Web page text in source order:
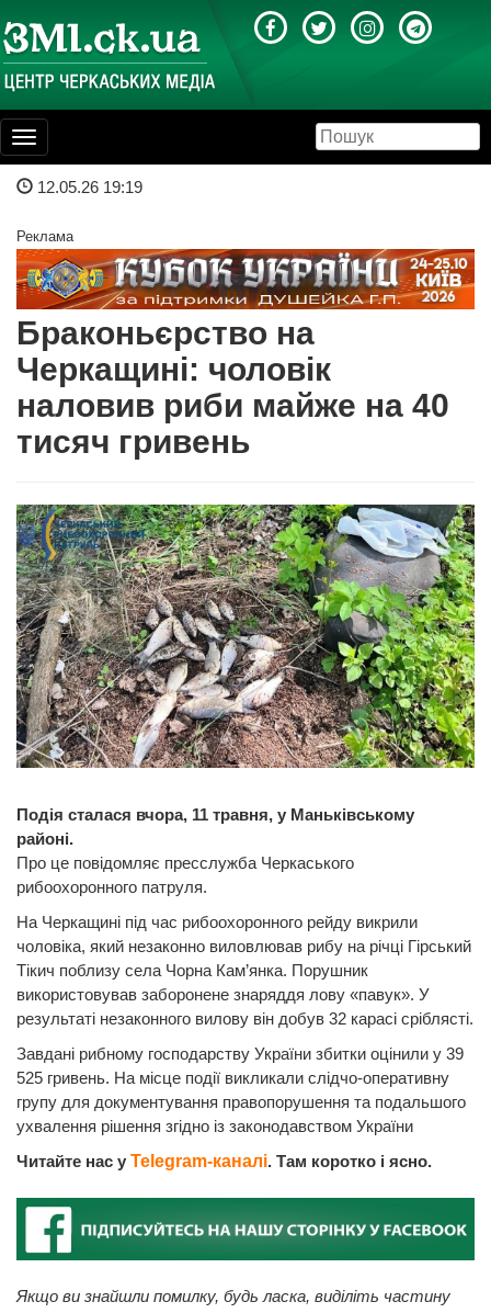
Toggle
navigation
12.05.26 19:19
Реклама
Браконьєрство на
Черкащині: чоловік
наловив риби майже на 40
тисяч гривень
Подія сталася вчора, 11 травня, у Маньківському
районі.
Про це повідомляє пресслужба Черкаського
рибоохоронного патруля.
На Черкащині під час рибоохоронного рейду викрили
чоловіка, який незаконно виловлював рибу на річці Гірський
Тікич поблизу села Чорна Кам’янка. Порушник
використовував заборонене знаряддя лову «павук». У
результаті незаконного вилову він добув 32 карасі сріблясті.
Завдані рибному господарству України збитки оцінили у 39
525 гривень. На місце події викликали слідчо-оперативну
групу для документування правопорушення та подальшого
ухвалення рішення згідно із законодавством України
Читайте нас у Telegram-каналі. Там коротко і ясно.
Якщо ви знайшли помилку, будь ласка, виділіть частину